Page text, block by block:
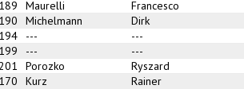
189
Maurelli Francesco
190
Michelmann Dirk
194
--- ---
199
--- ---
Porozko Ryszard
170
Kurz Rainer